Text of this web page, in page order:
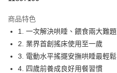
街口支付
悠遊付
Google Pay
商品特色
1. 一次解決哄睡、餵食兩大難題
2. 業界首創搖床使用至一歲
3. 電動水平搖擺安撫哄睡最輕鬆
4. 四歲前養成良好用餐習慣